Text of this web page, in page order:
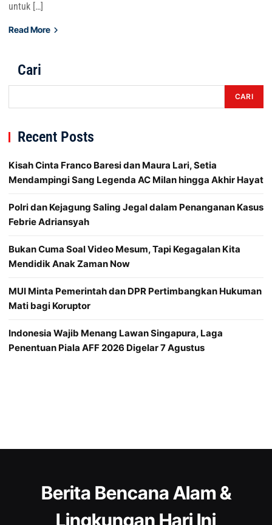
untuk […]
Read More
Cari
CARI
Recent Posts
Kisah Cinta Franco Baresi dan Maura Lari, Setia
Mendampingi Sang Legenda AC Milan hingga Akhir Hayat
Polri dan Kejagung Saling Jegal dalam Penanganan Kasus
Febrie Adriansyah
Bukan Cuma Soal Video Mesum, Tapi Kegagalan Kita
Mendidik Anak Zaman Now
MUI Minta Pemerintah dan DPR Pertimbangkan Hukuman
Mati bagi Koruptor
Indonesia Wajib Menang Lawan Singapura, Laga
Penentuan Piala AFF 2026 Digelar 7 Agustus
Berita Bencana Alam &
Lingkungan Hari Ini